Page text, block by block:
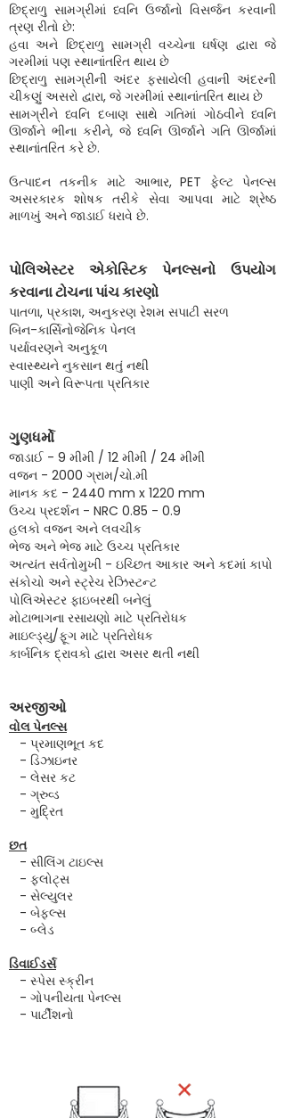
છિદ્રાળુ સામગ્રીમાં ધ્વનિ ઉર્જાનો વિસર્જન કરવાની
ત્રણ રીતો છે:
હવા અને છિદ્રાળુ સામગ્રી વચ્ચેના ઘર્ષણ દ્વારા જે
ગરમીમાં પણ સ્થાનાંતરિત થાય છે
છિદ્રાળુ સામગ્રીની અંદર ફસાયેલી હવાની અંદરની
ચીકણું અસરો દ્વારા, જે ગરમીમાં સ્થાનાંતરિત થાય છે
સામગ્રીને ધ્વનિ દબાણ સાથે ગતિમાં ગોઠવીને ધ્વનિ
ઊર્જાને ભીના કરીને, જે ધ્વનિ ઊર્જાને ગતિ ઊર્જામાં
સ્થાનાંતરિત કરે છે.
ઉત્પાદન તકનીક માટે આભાર, PET ફેલ્ટ પેનલ્સ
અસરકારક શોષક તરીકે સેવા આપવા માટે શ્રેષ્ઠ
માળખું અને જાડાઈ ધરાવે છે.
પોલિએસ્ટર એકોસ્ટિક પેનલ્સનો ઉપયોગ
કરવાના ટોચના પાંચ કારણો
પાતળા, પ્રકાશ, અનુકરણ રેશમ સપાટી સરળ
બિન-કાર્સિનોજેનિક પેનલ
પર્યાવરણને અનુકૂળ
સ્વાસ્થ્યને નુકસાન થતું નથી
પાણી અને વિરૂપતા પ્રતિકાર
ગુણધર્મો
જાડાઈ - 9 મીમી / 12 મીમી / 24 મીમી
વજન - 2000 ગ્રામ/ચો.મી
માનક કદ - 2440 mm x 1220 mm
ઉચ્ચ પ્રદર્શન - NRC 0.85 - 0.9
હલકો વજન અને લવચીક
ભેજ અને ભેજ માટે ઉચ્ચ પ્રતિકાર
અત્યંત સર્વતોમુખી - ઇચ્છિત આકાર અને કદમાં કાપો
સંકોચો અને સ્ટ્રેચ રેઝિસ્ટન્ટ
પોલિએસ્ટર ફાઇબરથી બનેલું
મોટાભાગના રસાયણો માટે પ્રતિરોધક
માઇલ્ડ્યુ/ફૂગ માટે પ્રતિરોધક
કાર્બનિક દ્રાવકો દ્વારા અસર થતી નથી
અરજીઓ
વોલ પેનલ્સ
- પ્રમાણભૂત કદ
- ડિઝાઇનર
- લેસર કટ
- ગ્રુવ્ડ
- મુદ્રિત
છત
- સીલિંગ ટાઇલ્સ
- ફ્લોટ્સ
- સેલ્યુલર
- બેફલ્સ
- બ્લેડ
ડિવાઈડર્સ
- સ્પેસ સ્ક્રીન
- ગોપનીયતા પેનલ્સ
- પાર્ટીશનો